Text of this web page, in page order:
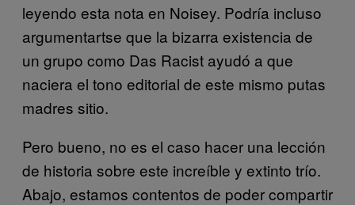
leyendo esta nota en Noisey. Podría incluso
argumentartse que la bizarra existencia de
un grupo como Das Racist ayudó a que
naciera el tono editorial de este mismo putas
madres sitio.
Pero bueno, no es el caso hacer una lección
de historia sobre este increíble y extinto trío.
Abajo, estamos contentos de poder compartir